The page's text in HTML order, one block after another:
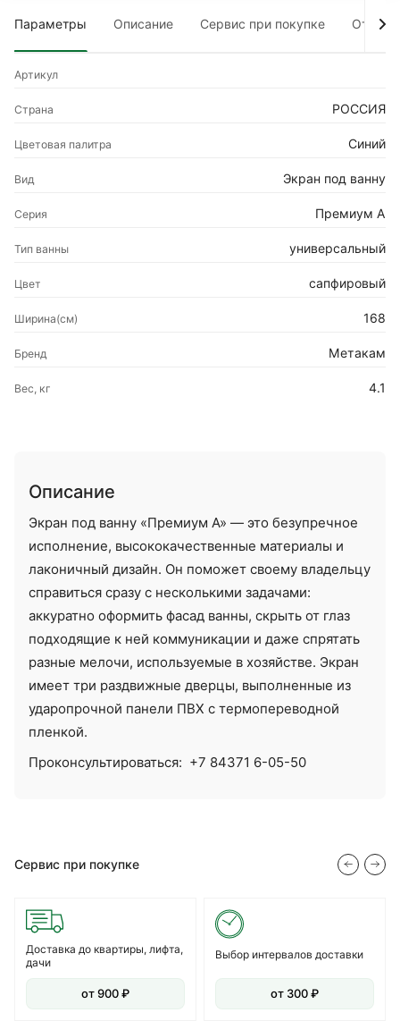
Параметры Описание Сервис при покупке Отзывы
Артикул
Страна РОССИЯ
Цветовая палитра Синий
Вид Экран под ванну
Серия Премиум А
Тип ванны универсальный
Цвет сапфировый
Ширина(см) 168
Бренд Метакам
Вес, кг 4.1
Описание
Экран под ванну «Премиум А» — это безупречное
исполнение, высококачественные материалы и
лаконичный дизайн. Он поможет своему владельцу
справиться сразу с несколькими задачами:
аккуратно оформить фасад ванны, скрыть от глаз
подходящие к ней коммуникации и даже спрятать
разные мелочи, используемые в хозяйстве. Экран
имеет три раздвижные дверцы, выполненные из
ударопрочной панели ПВХ с термопереводной
пленкой.
Проконсультироваться: +7 84371 6-05-50
Сервис при покупке
Доставка до квартиры, лифта,
дачи
от 900 ₽
Выбор интервалов доставки
от 300 ₽